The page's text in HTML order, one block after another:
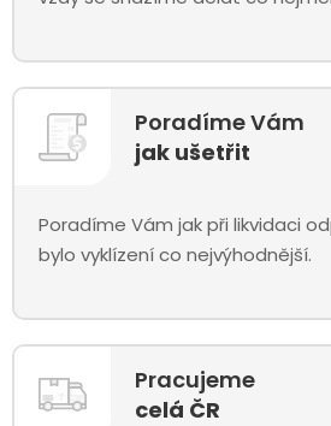
Poradíme Vám
jak ušetřit
Poradíme Vám jak při likvidaci
bylo vyklízení co nejvýhodnější.
Pracujeme
celá ČR